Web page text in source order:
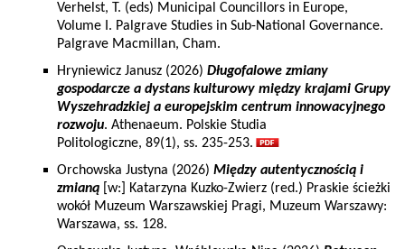
Verhelst, T. (eds) Municipal Councillors in Europe,
Volume I. Palgrave Studies in Sub-National Governance.
Palgrave Macmillan, Cham.
Hryniewicz Janusz (2026) Długofalowe zmiany
gospodarcze a dystans kulturowy między krajami Grupy
Wyszehradzkiej a europejskim centrum innowacyjnego
rozwoju. Athenaeum. Polskie Studia
Politologiczne, 89(1), ss. 235-253.
Orchowska Justyna (2026) Między autentycznością i
zmianą [w:] Katarzyna Kuzko-Zwierz (red.) Praskie ścieżki
wokół Muzeum Warszawskiej Pragi, Muzeum Warszawy:
Warszawa, ss. 128.